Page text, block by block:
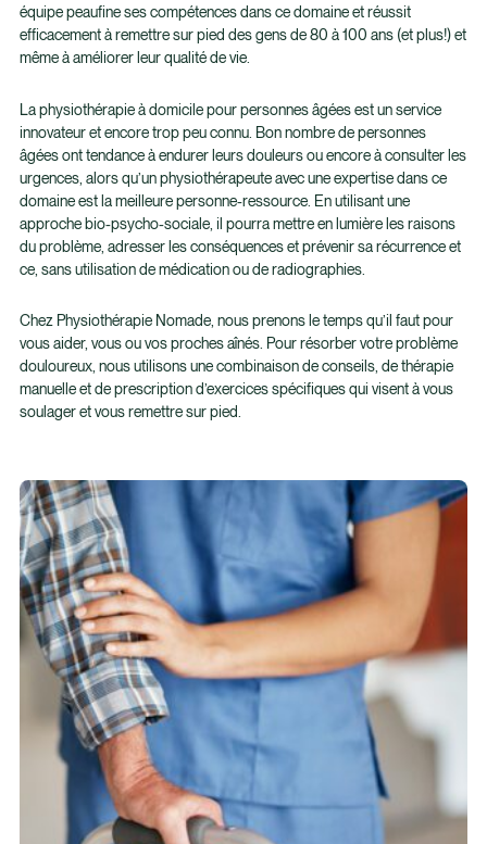
équipe peaufine ses compétences dans ce domaine et réussit
efficacement à remettre sur pied des gens de 80 à 100 ans (et plus!) et
même à améliorer leur qualité de vie.
La physiothérapie à domicile pour personnes âgées est un service
innovateur et encore trop peu connu. Bon nombre de personnes
âgées ont tendance à endurer leurs douleurs ou encore à consulter les
urgences, alors qu’un physiothérapeute avec une expertise dans ce
domaine est la meilleure personne-ressource. En utilisant une
approche bio-psycho-sociale, il pourra mettre en lumière les raisons
du problème, adresser les conséquences et prévenir sa récurrence et
ce, sans utilisation de médication ou de radiographies.
Chez Physiothérapie Nomade, nous prenons le temps qu’il faut pour
vous aider, vous ou vos proches aînés. Pour résorber votre problème
douloureux, nous utilisons une combinaison de conseils, de thérapie
manuelle et de prescription d’exercices spécifiques qui visent à vous
soulager et vous remettre sur pied.